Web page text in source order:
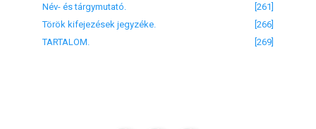
Név- és tárgymutató.
[261]
Török kifejezések jegyzéke.
[266]
TARTALOM.
[269]